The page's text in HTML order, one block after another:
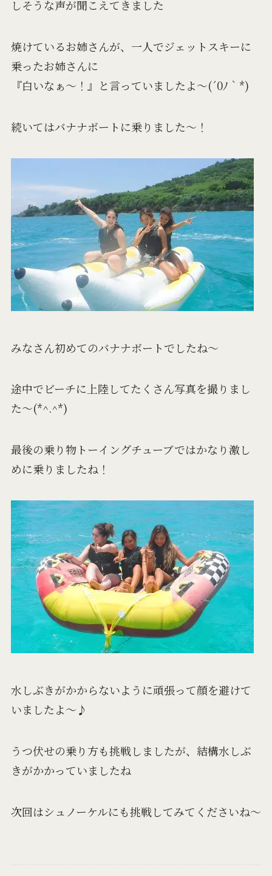
しそうな声が聞こえてきました
焼けているお姉さんが、一人でジェットスキーに
乗ったお姉さんに
『白いなぁ～！』と言っていましたよ～(´0ﾉ｀*)
続いてはバナナボートに乗りました～！
みなさん初めてのバナナボートでしたね～
途中でビーチに上陸してたくさん写真を撮りまし
た～(*^.^*)
最後の乗り物トーイングチューブではかなり激し
めに乗りましたね！
水しぶきがかからないように頑張って顔を避けて
いましたよ～♪
うつ伏せの乗り方も挑戦しましたが、結構水しぶ
きがかかっていましたね
次回はシュノーケルにも挑戦してみてくださいね～